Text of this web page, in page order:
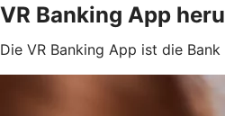
VR Banking App
Die VR Banking App ist die Bank